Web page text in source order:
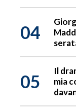
04
05
Il
mia